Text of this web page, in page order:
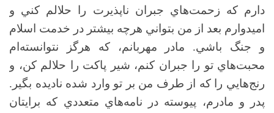
دارم كه زحمت‌هاي جبران ‌ناپذيرت را حلالم كني و
اميدوارم بعد از من بتواني هرچه بيشتر در خدمت اسلام
و جنگ باشي. مادر مهربانم، كه هرگز نتوانسته‌ام
محبت‌هاي تو را جبران كنم، شير پاكت را حلالم كن، و
رنج‌هايي را كه از طرف من بر تو وارد شده ناديده بگير.
پدر و مادرم، پيوسته در نامه‌هاي متعددي كه برايتان